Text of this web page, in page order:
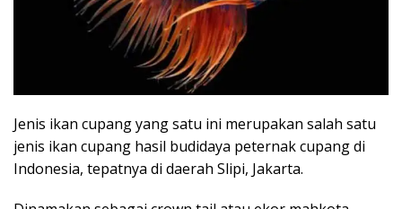
Jenis ikan cupang yang satu ini merupakan salah satu
jenis ikan cupang hasil budidaya peternak cupang di
Indonesia, tepatnya di daerah Slipi, Jakarta.